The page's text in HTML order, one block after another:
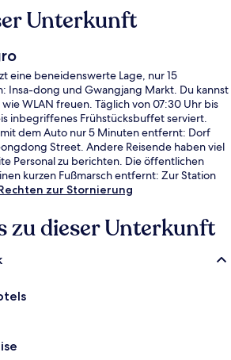
Unterkunft
eine beneidenswerte Lage, nur 15
Insa-dong und Gwangjang Markt. Du kannst
WLAN freuen. Täglich von 07:30 Uhr bis
inbegriffenes Frühstücksbuffet serviert.
dem Auto nur 5 Minuten entfernt: Dorf
Street. Andere Reisende haben viel
Personal zu berichten. Die öffentlichen
kurzen Fußmarsch entfernt: Zur Station
und zur Station Jonggak 7 Minuten.
zur Stornierung
zu dieser Unterkunft